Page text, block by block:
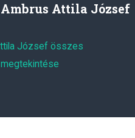
Ambrus Attila József
József összes